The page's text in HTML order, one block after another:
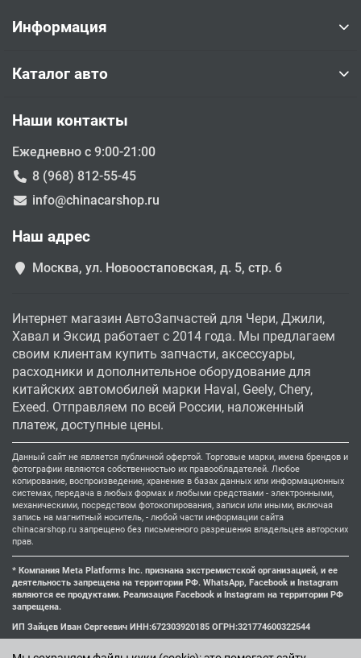
Информация
Каталог авто
Наши контакты
Ежедневно с 9:00-21:00
8 (968) 812-55-45
info@chinacarshop.ru
Наш адрес
Москва, ул. Новоостаповская, д. 5, стр. 6
Интернет магазин АвтоЗапчастей для Чери, Джили,
Хавал и Эксид работает с 2014 года. Мы предлагаем
своим клиентам купить запчасти, аксессуары,
расходники и дополнительное оборудование для
китайских автомобилей марки Haval, Geely, Chery,
Exeed. Отправляем по всей России, наложенный
платеж, доступные цены.
Данный сайт не является публичной офертой. Торговые марки, имена брендов и
фотографии являются собственностью их правообладателей. Любое
копирование, воспроизведение, хранение в базах данных или информационных
системах, передача в любых формах и любыми средствами - электронными,
механическими, посредством фотокопирования, записи или иными, включая
запись на магнитный носитель, - любой части информации сайта
chinacarshop.ru запрещено без письменного разрешения владельцев авторских
прав.
* Компания Meta Platforms Inc. признана экстремистской организацией, и ее
деятельность запрещена на территории РФ. WhatsApp, Facebook и Instagram
являются ее продуктами. Реализация Facebook и Instagram на территории РФ
запрещена.
ИП Зайцев Иван Сергеевич ИНН:672303920185 ОГРН:321774600322544